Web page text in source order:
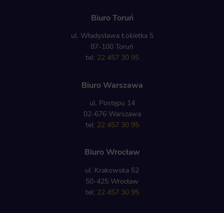
Biuro Toruń
ul. Władysława Łokietka 5
87-100 Toruń
tel: 22 457 30 95
Biuro Warszawa
ul. Postępu 14
02-676 Warszawa
tel: 22 457 30 95
Biuro Wrocław
ul. Krakowska 52
50-425 Wrocław
tel: 22 457 30 95